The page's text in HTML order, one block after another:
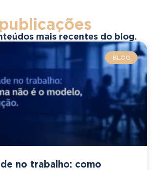
mais recentes do blog.
BLOG
no trabalho: como